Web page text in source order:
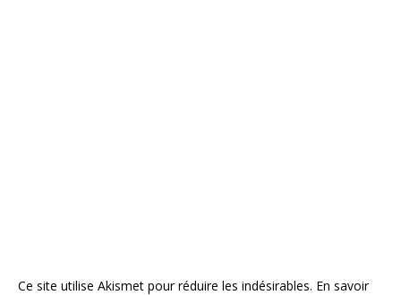
Ce site utilise Akismet pour réduire les indésirables. En savoir